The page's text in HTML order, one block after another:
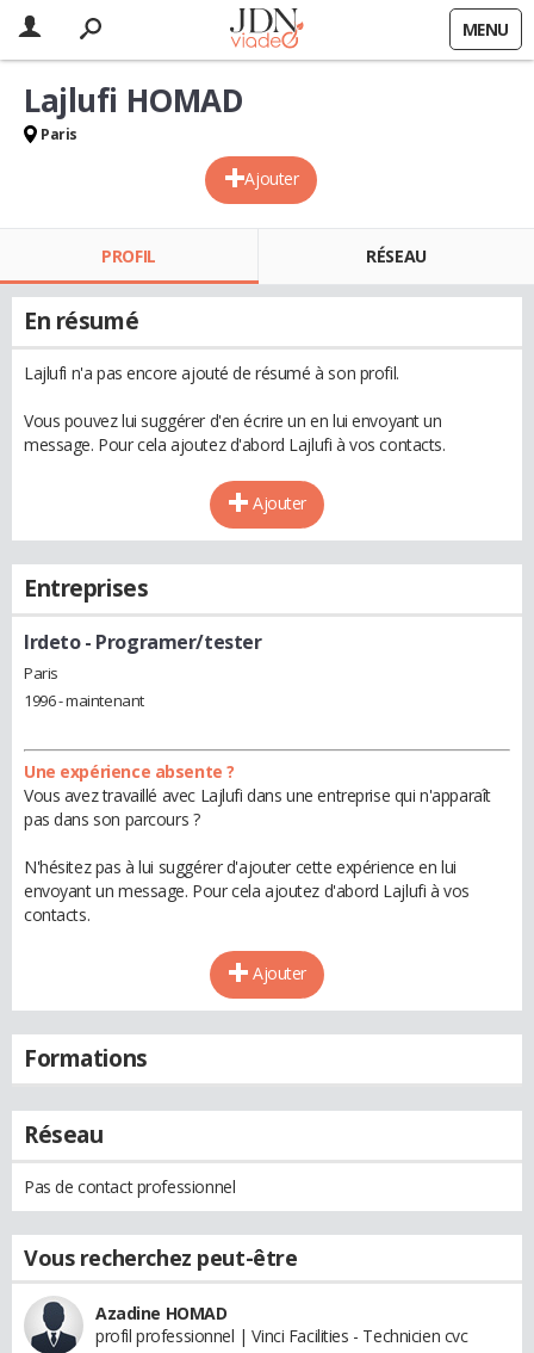
MENU
Ajouter
Lajlufi HOMAD
Paris
PROFIL RÉSEAU
En résumé
Lajlufi n'a pas encore ajouté de résumé à son profil.
Vous pouvez lui suggérer d'en écrire un en lui envoyant un
message. Pour cela ajoutez d'abord Lajlufi à vos contacts.
Ajouter
Entreprises
Irdeto- Programer/tester
Paris
1996 - maintenant
Une expérience absente ?
Vous avez travaillé avec Lajlufi dans une entreprise qui n'apparaît
pas dans son parcours ?
N'hésitez pas à lui suggérer d'ajouter cette expérience en lui
envoyant un message. Pour cela ajoutez d'abord Lajlufi à vos
contacts.
Ajouter
Formations
Réseau
Pas de contact professionnel
Vous recherchez peut-être
Azadine HOMAD
profil professionnel | Vinci Facilities - Technicien cvc